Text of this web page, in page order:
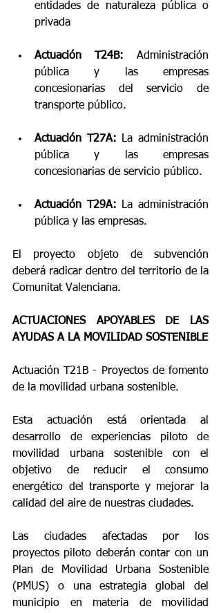
entidades de naturaleza pública o
privada
Actuación T24B: Administración
pública y las empresas
concesionarias del servicio de
transporte público.
Actuación T27A: La administración
pública y las empresas
concesionarias de servicio público.
Actuación T29A: La administración
pública y las empresas.
El proyecto objeto de subvención
deberá radicar dentro del territorio de la
Comunitat Valenciana.
ACTUACIONES APOYABLES DE LAS
AYUDAS A LA MOVILIDAD SOSTENIBLE
Actuación T21B - Proyectos de fomento
de la movilidad urbana sostenible.
Esta actuación está orientada al
desarrollo de experiencias piloto de
movilidad urbana sostenible con el
objetivo de reducir el consumo
energético del transporte y mejorar la
calidad del aire de nuestras ciudades.
Las ciudades afectadas por los
proyectos piloto deberán contar con un
Plan de Movilidad Urbana Sostenible
(PMUS) o una estrategia global del
municipio en materia de movilidad